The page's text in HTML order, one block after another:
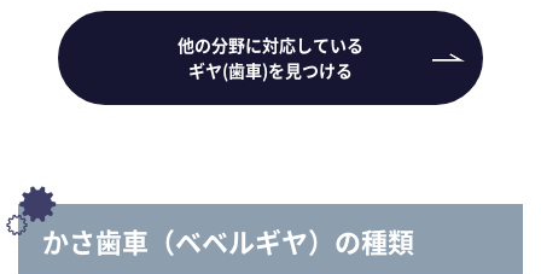
他の分野に対応している
ギヤ(歯車)を見つける
かさ歯車（ベベルギヤ）の種類